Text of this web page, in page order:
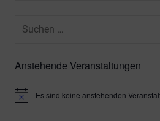
Suchen
Anstehende Veranstaltungen
HinweisEs sind keine anstehenden